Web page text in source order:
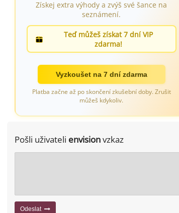
Získej extra výhody a zvýš své šance na
seznámení.
Teď můžeš získat 7 dní VIP
zdarma!
Vyzkoušet na 7 dní zdarma
Platba začne až po skončení zkušební doby. Zrušit
můžeš kdykoliv.
Pošli uživateli envisionvzkaz
Odeslat